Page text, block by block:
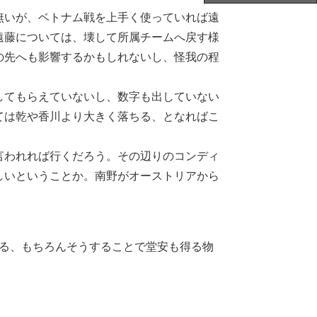
が、ベトナム戦を上手く使っていれば遠
については、壊して所属チームへ戻す様
へも影響するかもしれないし、怪我の程
もらえていないし、数字も出していない
乾や香川より大きく落ちる、となればこ
れれば行くだろう。その辺りのコンディ
ということか。南野がオーストリアから
、もちろんそうすることで堂安も得る物